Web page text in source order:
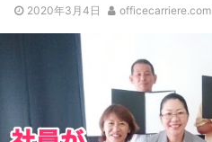
2020年3月4日 officecarriere.com